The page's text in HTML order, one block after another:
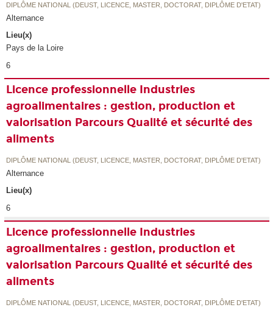
DIPLÔME NATIONAL (DEUST, LICENCE, MASTER, DOCTORAT, DIPLÔME D'ETAT)
Alternance
Lieu(x)
Pays de la Loire
6
Licence professionnelle Industries
agroalimentaires : gestion, production et
valorisation Parcours Qualité et sécurité des
aliments
DIPLÔME NATIONAL (DEUST, LICENCE, MASTER, DOCTORAT, DIPLÔME D'ETAT)
Alternance
Lieu(x)
6
Licence professionnelle Industries
agroalimentaires : gestion, production et
valorisation Parcours Qualité et sécurité des
aliments
DIPLÔME NATIONAL (DEUST, LICENCE, MASTER, DOCTORAT, DIPLÔME D'ETAT)